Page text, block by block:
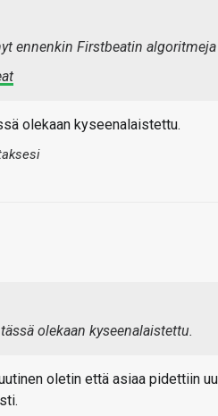
ennenkin Firstbeatin
olekaan kyseenalaistettu.
olekaan kyseenalaistettu.
oletin että asiaa pidettiin